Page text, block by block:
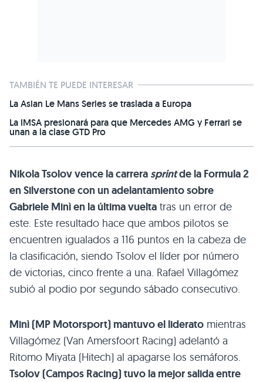
TAMBIÉN TE PUEDE INTERESAR
La Asian Le Mans Series se traslada a Europa
La IMSA presionará para que Mercedes AMG y Ferrari se
unan a la clase GTD Pro
Nikola Tsolov vence la carrera sprintde la Formula 2
en Silverstone con un adelantamiento sobre
Gabriele Minì en la última vuelta tras un error de
este. Este resultado hace que ambos pilotos se
encuentren igualados a 116 puntos en la cabeza de
la clasificación, siendo Tsolov el líder por número
de victorias, cinco frente a una. Rafael Villagómez
subió al podio por segundo sábado consecutivo.
Minì (MP Motorsport) mantuvo el liderato mientras
Villagómez (Van Amersfoort Racing) adelantó a
Ritomo Miyata (Hitech) al apagarse los semáforos.
Tsolov (Campos Racing) tuvo la mejor salida entre